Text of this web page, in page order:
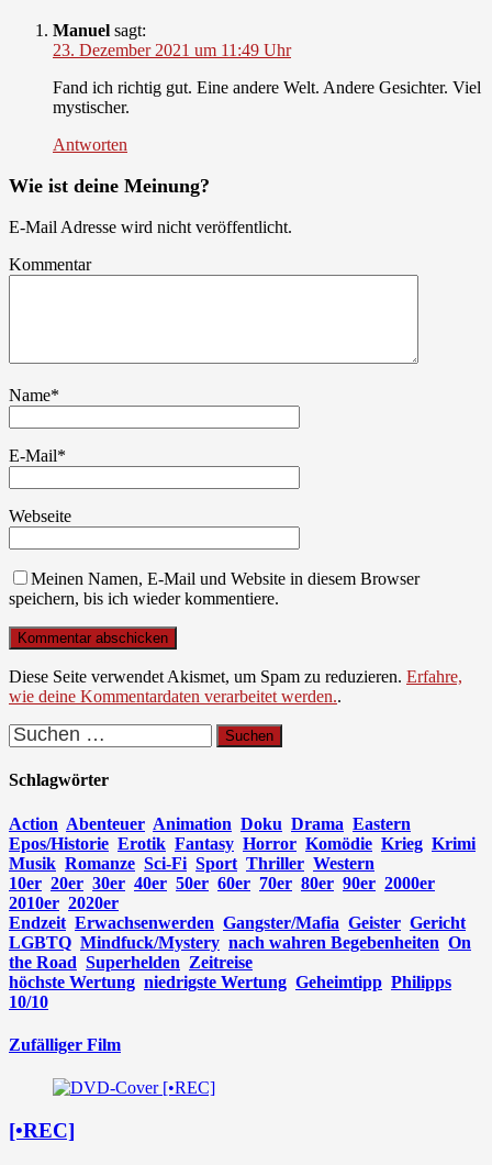
Manuel sagt:
23. Dezember 2021 um 11:49 Uhr
Fand ich richtig gut. Eine andere Welt. Andere Gesichter. Viel
mystischer.
Antworten
Wie ist deine Meinung?
E-Mail Adresse wird nicht veröffentlicht.
Kommentar
Name*
E-Mail*
Webseite
Meinen Namen, E-Mail und Website in diesem Browser
speichern, bis ich wieder kommentiere.
Diese Seite verwendet Akismet, um Spam zu reduzieren. Erfahre,
wie deine Kommentardaten verarbeitet werden..
Suchen
nach:
Schlagwörter
Action Abenteuer Animation Doku Drama Eastern
Epos/Historie Erotik Fantasy Horror Komödie Krieg Krimi
Musik Romanze Sci-Fi Sport Thriller Western
10er 20er 30er 40er 50er 60er 70er 80er 90er 2000er
2010er 2020er
Endzeit Erwachsenwerden Gangster/Mafia Geister Gericht
LGBTQ Mindfuck/Mystery nach wahren Begebenheiten On
the Road Superhelden Zeitreise
höchste Wertung niedrigste Wertung Geheimtipp Philipps
10/10
Zufälliger Film
[•REC]